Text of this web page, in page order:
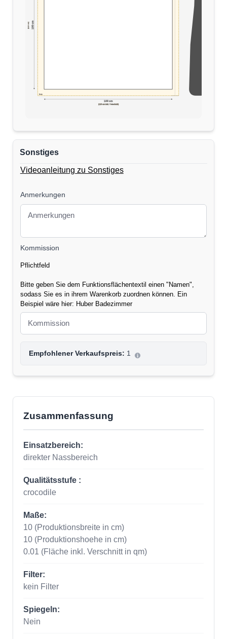
100 cm
(110 cm inkl. Verschnitt)
100 cm
(110 cm)
5cm
Sonstiges
Videoanleitung zu Sonstiges
Anmerkungen
Kommission
Pflichtfeld
Bitte geben Sie dem Funktionsflächentextil einen "Namen",
sodass Sie es in ihrem Warenkorb zuordnen können. Ein
Beispiel wäre hier: Huber Badezimmer
Empfohlener Verkaufspreis: 1
Zusammenfassung
Einsatzbereich:
direkter Nassbereich
Qualitätsstufe :
crocodile
Maße:
10 (Produktionsbreite in cm)
10 (Produktionshoehe in cm)
0.01 (Fläche inkl. Verschnitt in qm)
Filter:
kein Filter
Spiegeln:
Nein